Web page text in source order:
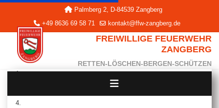
Palmberg 2, D-84539 Zangberg
+49 8636 69 58 71
kontakt@ffw-zangberg.de
FREIWILLIGE FEUERWEHR
ZANGBERG
RETTEN-LÖSCHEN-BERGEN-SCHÜTZEN